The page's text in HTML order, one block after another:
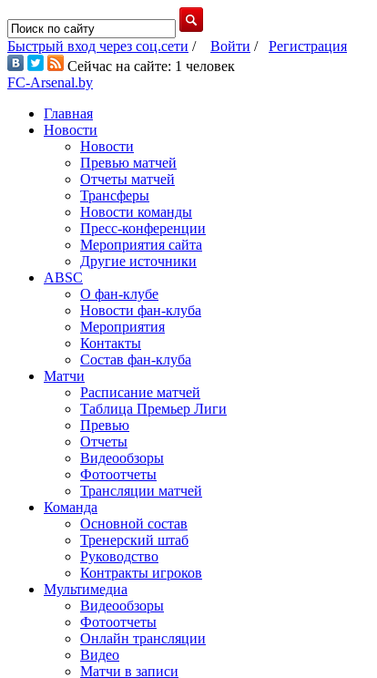
Быстрый вход через соц.сети / Войти / Регистрация
Сейчас на сайте: 1 человек
FC-Arsenal.by
Главная
Новости
Новости
Превью матчей
Отчеты матчей
Трансферы
Новости команды
Пресс-конференции
Мероприятия сайта
Другие источники
ABSC
О фан-клубе
Новости фан-клуба
Мероприятия
Контакты
Состав фан-клуба
Матчи
Расписание матчей
Таблица Премьер Лиги
Превью
Отчеты
Видеообзоры
Фотоотчеты
Трансляции матчей
Команда
Основной состав
Тренерский штаб
Руководство
Контракты игроков
Мультимедиа
Видеообзоры
Фотоотчеты
Онлайн трансляции
Видео
Матчи в записи